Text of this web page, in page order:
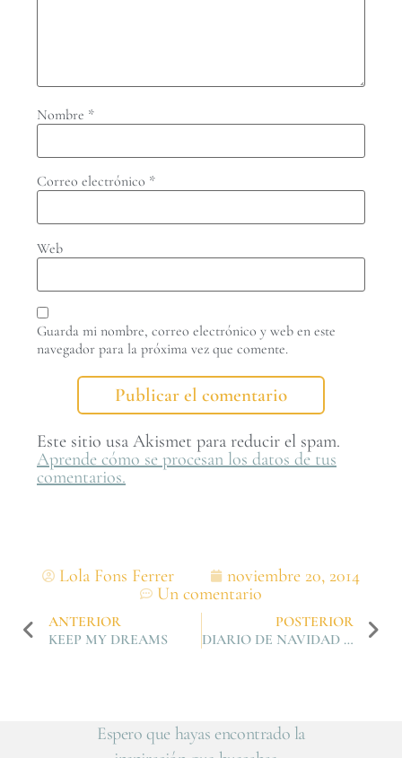
Nombre *
Correo electrónico *
Web
Guarda mi nombre, correo electrónico y web en este
navegador para la próxima vez que comente.
Este sitio usa Akismet para reducir el spam.
Aprende cómo se procesan los datos de tus
comentarios.
Lola Fons Ferrer
noviembre 20, 2014
Un comentario
ANTERIOR
KEEP MY DREAMS
POSTERIOR
DIARIO DE NAVIDAD 2014. MATERIALES
Espero que hayas encontrado la